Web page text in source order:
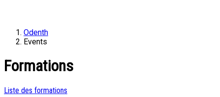
Odenth
Events
Formations
Liste des formations